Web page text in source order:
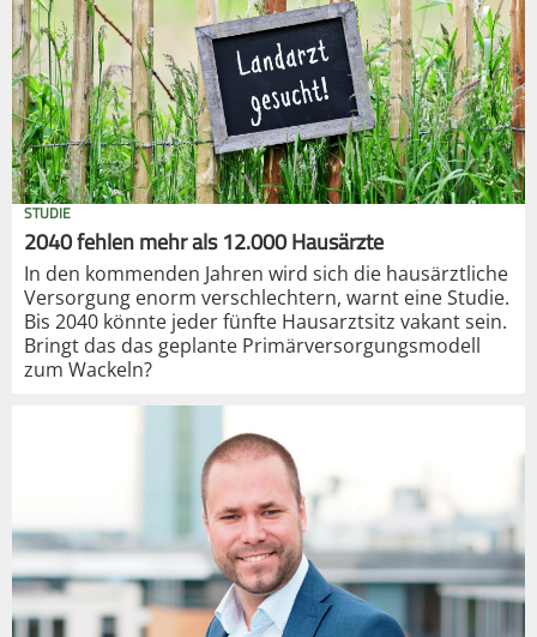
STUDIE
2040 fehlen mehr als 12.000 Hausärzte
In den kommenden Jahren wird sich die hausärztliche
Versorgung enorm verschlechtern, warnt eine Studie.
Bis 2040 könnte jeder fünfte Hausarztsitz vakant sein.
Bringt das das geplante Primärversorgungsmodell
zum Wackeln?